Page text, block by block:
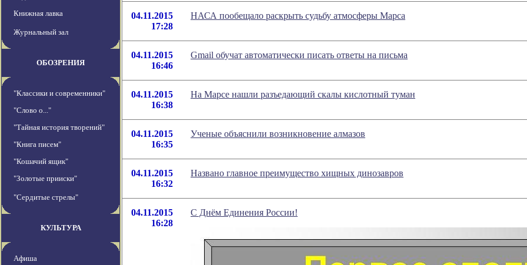
Книжная лавка
Журнальный зал
ОБОЗРЕНИЯ
"Классики и современники"
"Слово о..."
"Тайная история творений"
"Книга писем"
"Кошачий ящик"
"Золотые прииски"
"Сердитые стрелы"
КУЛЬТУРА
Афиша
04.11.2015
17:28
НАСА пообещало раскрыть судьбу атмосферы Марса
04.11.2015
16:46
Gmail обучат автоматически писать ответы на письма
04.11.2015
16:38
На Марсе нашли разъедающий скалы кислотный туман
04.11.2015
16:35
Ученые объяснили возникновение алмазов
04.11.2015
16:32
Названо главное преимущество хищных динозавров
04.11.2015
16:28
С Днём Единения России!